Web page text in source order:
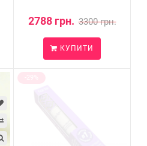
2788 грн. 3300 грн.
КУПИТИ